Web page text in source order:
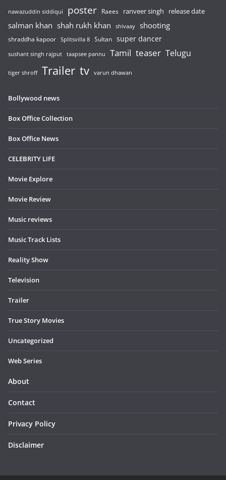
nawazuddin siddiqui poster Raees ranveer singh release date
salman khan shah rukh khan shivaay shooting
shraddha kapoor Splitsvilla 8 Sultan super dancer
sushant singh rajput taapsee pannu Tamil teaser Telugu
tiger shroff Trailer tv varun dhawan
Bollywood news
Box Office Collection
Box Office News
CELEBRITY LIFE
Movie Explore
Movie Review
Music reviews
Music Track Lists
Reality Show
Television
Trailer
True Story Movies
Uncategorized
Web Series
About
Contact
Privacy Policy
Disclaimer